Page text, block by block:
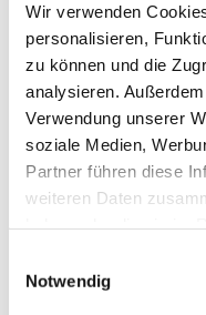
Wir verwenden
personalisieren,
zu können und die
analysieren.
Verwendung unserer
soziale Medien,
Partner führen diese
weiteren Daten
Notwendig
Hauptstraße 6a,
Telefon: 02612/429
E-Mail:
www.frauen-op.at
Bezirk Oberwart
Telefon: 03352/33 855